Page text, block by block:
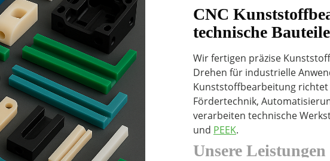
CNC
technische Bauteile
Wir fertigen präzise
Drehen für industrielle
Kunststoffbearbeitung richtet
Fördertechnik,
verarbeiten technische
und PEEK.
Unsere Leistungen